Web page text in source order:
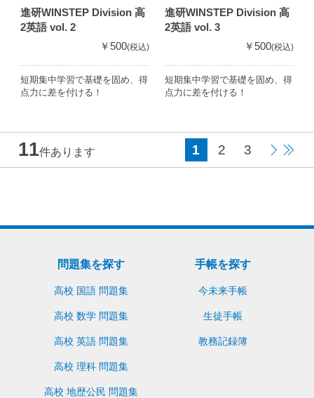
進研WINSTEP Division 高
2英語 vol. 2
￥500(税込)
短期集中学習で基礎を固め、得
点力に差を付ける！
進研WINSTEP Division 高
2英語 vol. 3
￥500(税込)
短期集中学習で基礎を固め、得
点力に差を付ける！
11件あります 1 2 3
問題集を探す
高校 国語 問題集
高校 数学 問題集
高校 英語 問題集
高校 理科 問題集
高校 地歴公民 問題集
手帳を探す
今未来手帳
生徒手帳
教務記録簿